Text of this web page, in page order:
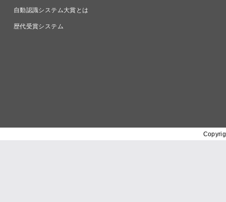
自動認識システム大賞とは
歴代受賞システム